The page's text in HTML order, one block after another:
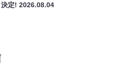
決定!2026.08.04